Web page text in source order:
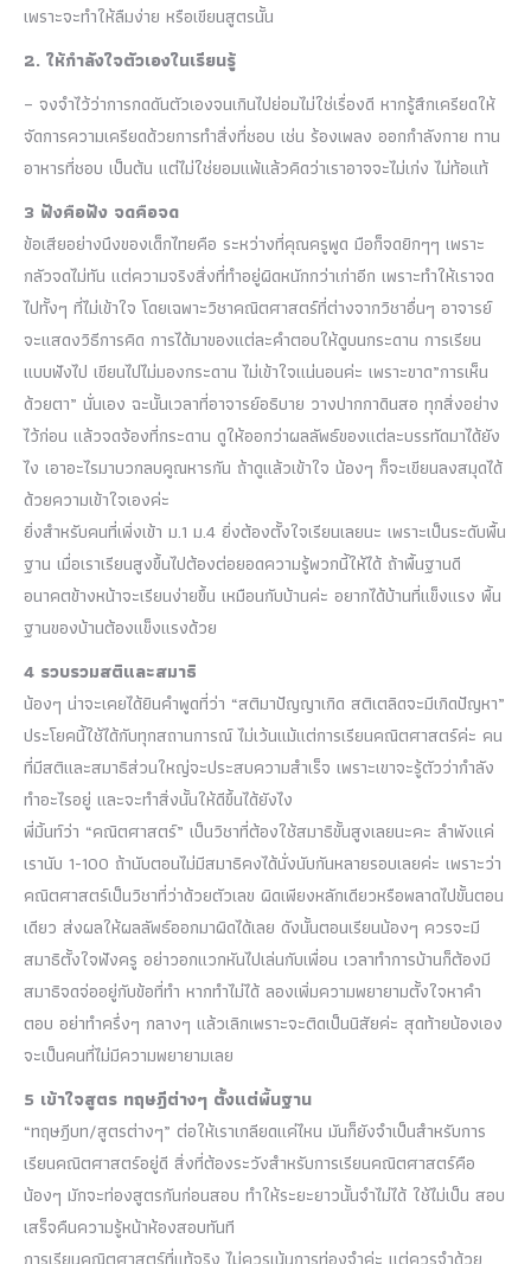
เพราะจะทำให้ลืมง่าย หรือเขียนสูตรนั้น
2. ให้กำลังใจตัวเองในเรียนรู้
– จงจำไว้ว่าการกดดันตัวเองจนเกินไปย่อมไม่ใช่เรื่องดี หากรู้สึกเครียดให้
จัดการความเครียดด้วยการทำสิ่งที่ชอบ เช่น ร้องเพลง ออกกำลังกาย ทาน
อาหารที่ชอบ เป็นต้น แต่ไม่ใช่ยอมแพ้แล้วคิดว่าเราอาจจะไม่เก่ง ไม่ท้อแท้
3 ฟังคือฟัง จดคือจด
ข้อเสียอย่างนึงของเด็กไทยคือ ระหว่างที่คุณครูพูด มือก็จดยิกๆๆ เพราะ
กลัวจดไม่ทัน แต่ความจริงสิ่งที่ทำอยู่ผิดหนักกว่าเก่าอีก เพราะทำให้เราจด
ไปทั้งๆ ที่ไม่เข้าใจ โดยเฉพาะวิชาคณิตศาสตร์ที่ต่างจากวิชาอื่นๆ อาจารย์
จะแสดงวิธีการคิด การได้มาของแต่ละคำตอบให้ดูบนกระดาน การเรียน
แบบฟังไป เขียนไปไม่มองกระดาน ไม่เข้าใจแน่นอนค่ะ เพราะขาด”การเห็น
ด้วยตา” นั่นเอง ฉะนั้นเวลาที่อาจารย์อธิบาย วางปากกาดินสอ ทุกสิ่งอย่าง
ไว้ก่อน แล้วจดจ้องที่กระดาน ดูให้ออกว่าผลลัพธ์ของแต่ละบรรทัดมาได้ยัง
ไง เอาอะไรมาบวกลบคูณหารกัน ถ้าดูแล้วเข้าใจ น้องๆ ก็จะเขียนลงสมุดได้
ด้วยความเข้าใจเองค่ะ
ยิ่งสำหรับคนที่เพิ่งเข้า ม.1 ม.4 ยิ่งต้องตั้งใจเรียนเลยนะ เพราะเป็นระดับพื้น
ฐาน เมื่อเราเรียนสูงขึ้นไปต้องต่อยอดความรู้พวกนี้ให้ได้ ถ้าพื้นฐานดี
อนาคตข้างหน้าจะเรียนง่ายขึ้น เหมือนกับบ้านค่ะ อยากได้บ้านที่แข็งแรง พื้น
ฐานของบ้านต้องแข็งแรงด้วย
4 รวบรวมสติและสมาธิ
น้องๆ น่าจะเคยได้ยินคำพูดที่ว่า “สติมาปัญญาเกิด สติเตลิดจะมีเกิดปัญหา”
ประโยคนี้ใช้ได้กับทุกสถานการณ์ ไม่เว้นแม้แต่การเรียนคณิตศาสตร์ค่ะ คน
ที่มีสติและสมาธิส่วนใหญ่จะประสบความสำเร็จ เพราะเขาจะรู้ตัวว่ากำลัง
ทำอะไรอยู่ และจะทำสิ่งนั้นให้ดีขึ้นได้ยังไง
พี่มิ้นท์ว่า “คณิตศาสตร์” เป็นวิชาที่ต้องใช้สมาธิขั้นสูงเลยนะคะ ลำพังแค่
เรานับ 1-100 ถ้านับตอนไม่มีสมาธิคงได้นั่งนับกันหลายรอบเลยค่ะ เพราะว่า
คณิตศาสตร์เป็นวิชาที่ว่าด้วยตัวเลข ผิดเพียงหลักเดียวหรือพลาดไปขั้นตอน
เดียว ส่งผลให้ผลลัพธ์ออกมาผิดได้เลย ดังนั้นตอนเรียนน้องๆ ควรจะมี
สมาธิตั้งใจฟังครู อย่าวอกแวกหันไปเล่นกับเพื่อน เวลาทำการบ้านก็ต้องมี
สมาธิจดจ่ออยู่กับข้อที่ทำ หากทำไม่ได้ ลองเพิ่มความพยายามตั้งใจหาคำ
ตอบ อย่าทำครึ่งๆ กลางๆ แล้วเลิกเพราะจะติดเป็นนิสัยค่ะ สุดท้ายน้องเอง
จะเป็นคนที่ไม่มีความพยายามเลย
5 เข้าใจสูตร ทฤษฎีต่างๆ ตั้งแต่พื้นฐาน
“ทฤษฎีบท/สูตรต่างๆ” ต่อให้เราเกลียดแค่ไหน มันก็ยังจำเป็นสำหรับการ
เรียนคณิตศาสตร์อยู่ดี สิ่งที่ต้องระวังสำหรับการเรียนคณิตศาสตร์คือ
น้องๆ มักจะท่องสูตรกันก่อนสอบ ทำให้ระยะยาวนั้นจำไม่ได้ ใช้ไม่เป็น สอบ
เสร็จคืนความรู้หน้าห้องสอบทันที